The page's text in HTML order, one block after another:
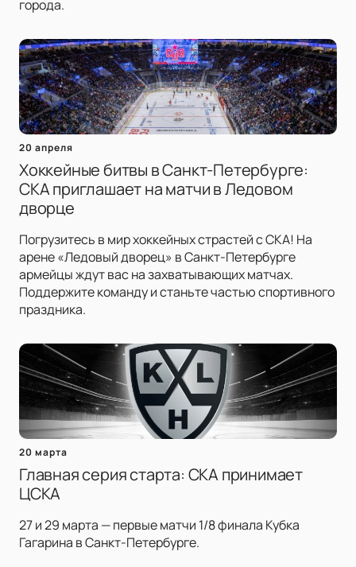
города.
20 апреля
Хоккейные битвы в Санкт-Петербурге:
СКА приглашает на матчи в Ледовом
дворце
Погрузитесь в мир хоккейных страстей с СКА! На
арене «Ледовый дворец» в Санкт-Петербурге
армейцы ждут вас на захватывающих матчах.
Поддержите команду и станьте частью спортивного
праздника.
20 марта
Главная серия старта: СКА принимает
ЦСКА
27 и 29 марта — первые матчи 1/8 финала Кубка
Гагарина в Санкт-Петербурге.